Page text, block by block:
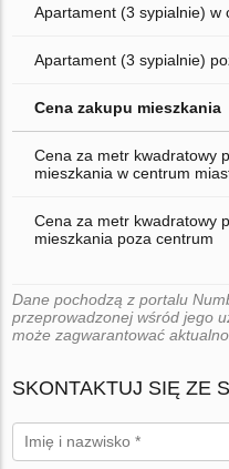
Apartament (3 sypialnie) w
Apartament (3 sypialnie)
Cena zakupu mieszkania
Cena za metr kwadratowy
mieszkania w centrum
Cena za metr kwadratowy
mieszkania poza centrum
Dane pochodzą z portalu
przeprowadzonej wśród jego
może zagwarantować
SKONTAKTUJ SIĘ ZE